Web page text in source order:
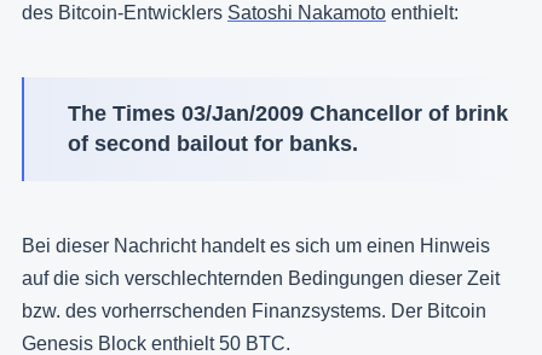
des Bitcoin-Entwicklers Satoshi Nakamoto enthielt:
The Times 03/Jan/2009 Chancellor of brink
of second bailout for banks.
Bei dieser Nachricht handelt es sich um einen Hinweis
auf die sich verschlechternden Bedingungen dieser Zeit
bzw. des vorherrschenden Finanzsystems. Der Bitcoin
Genesis Block enthielt 50 BTC.